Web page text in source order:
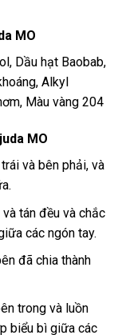
MO
Dầu hạt Baobab,
Alkyl
Màu vàng 204
MO
và bên phải, và
tán đều và chắc
các ngón tay.
đã chia thành
trong và luồn
biểu bì giữa các